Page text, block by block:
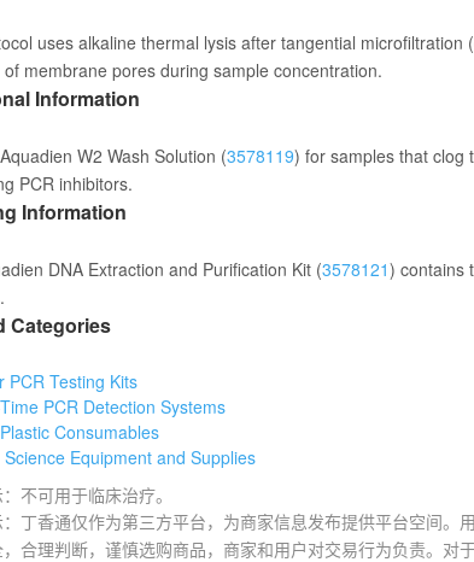
uses alkaline thermal lysis after tangential microfiltration
membrane pores during sample concentration.
Information
W2 Wash Solution (3578119) for samples that clog
PCR inhibitors.
Information
DNA Extraction and Purification Kit (3578121) contains
Categories
PCR Testing Kits
PCR Detection Systems
Consumables
Science Equipment and Supplies
不可用于临床治疗。
丁香通仅作为第三方平台，为商家信息发布提供平台空间。
合理判断，谨慎选购商品，商家和用户对交易行为负责。对